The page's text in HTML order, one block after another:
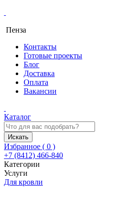
Пенза
Контакты
Готовые проекты
Блог
Доставка
Оплата
Вакансии
Каталог
Искать
Избранное ( 0 )
+7 (8412) 466-840
Категории
Услуги
Для кровли